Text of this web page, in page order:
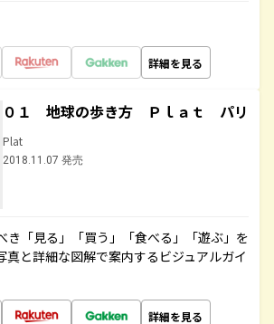
詳細を見る
０１ 地球の歩き方 Ｐｌａｔ パリ
Plat
2018.11.07 発売
き「見る」「買う」「食べる」「遊ぶ」を
真と詳細な図解で案内するビジュアルガイ
詳細を見る